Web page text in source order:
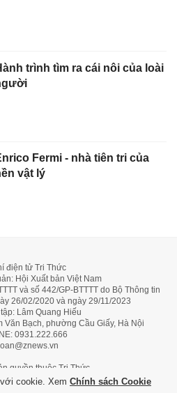
trình tìm ra cái nôi của loài
Fermi - nhà tiên tri của
vật lý
điện tử Tri Thức
Hội Xuất bản Việt Nam
và số 442/GP-BTTTT do Bộ Thông tin
26/02/2020 và ngày 29/11/2023
Lâm Quang Hiếu
Văn Bạch, phường Cầu Giấy, Hà Nội
0931.222.666
quyền thuộc Tri Thức
cookie. Xem Chính sách Cookie